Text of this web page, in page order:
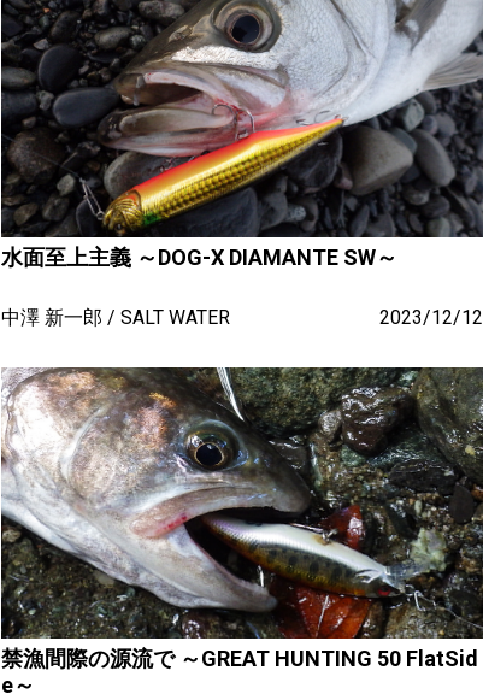
水面至上主義 ～DOG-X DIAMANTE SW～
中澤 新一郎 SALT WATER 2023/12/12
禁漁間際の源流で ～GREAT HUNTING 50 FlatSid
e～